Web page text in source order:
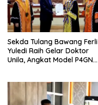
Sekda Tulang Bawang Ferli
Yuledi Raih Gelar Doktor
Unila, Angkat Model P4GN